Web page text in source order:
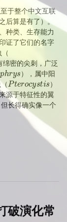
于整个中文互联
后算是有了）。
种类、生存能力
证了它们的名字
绵密的尖刺，广泛
phrys ），属中阳
Pter c ys ti s）
源于特征性的翼
长得确实像一个
破演化常